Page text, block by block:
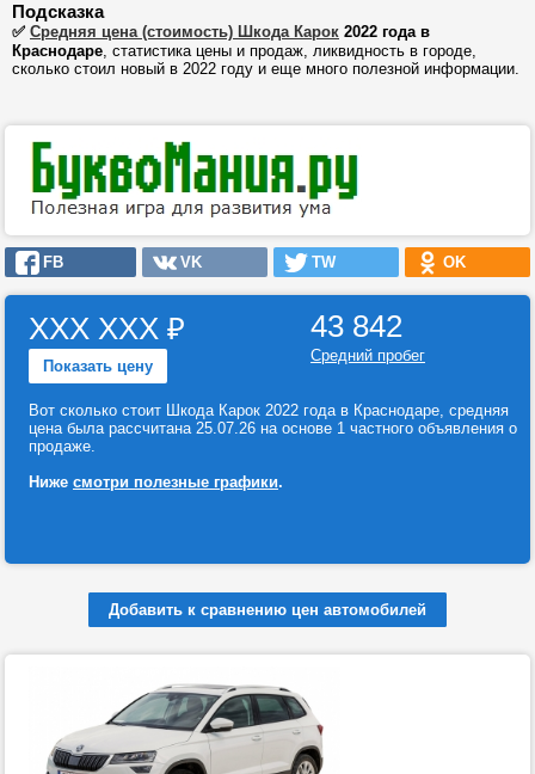
Подсказка
✅ Средняя цена (стоимость) Шкода Карок 2022 года в
Краснодаре, статистика цены и продаж, ликвидность в городе,
сколько стоил новый в 2022 году и еще много полезной информации.
FB VK TW OK
ХХХ ХХХ ₽
Показать цену
43 842
Средний пробег
Вот сколько стоит Шкода Карок 2022 года в Краснодаре, средняя
цена была рассчитана 25.07.26 на основе 1 частного объявления о
продаже.
Ниже смотри полезные графики.
Добавить к сравнению цен автомобилей